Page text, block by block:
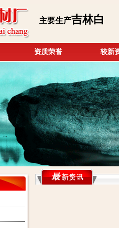
主要生产吉林白
资质荣誉 较新